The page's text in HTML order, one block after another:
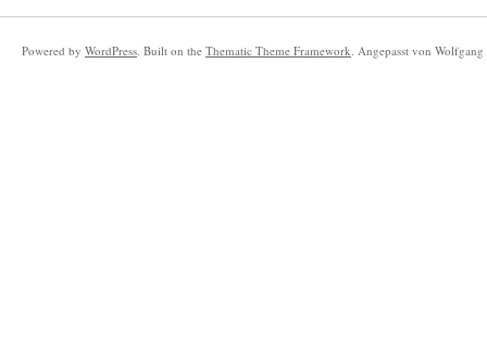
Powered by WordPress. Built on the Thematic Theme Framework. Angepasst von